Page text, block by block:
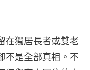
在獨居長者或雙老
不是全部真相。不